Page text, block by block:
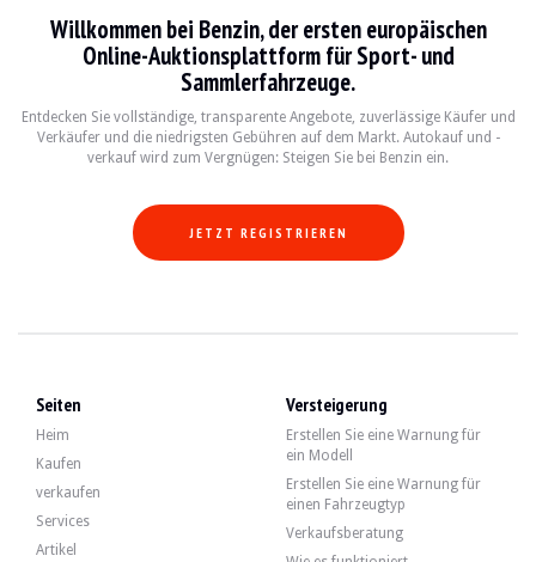
La Lancia Flaminia est une berline de luxe produite entre 1957 et 1970,
Fiche technique
Années de production Moteur Puissance
Willkommen bei Benzin, der ersten europäischen
Online-Auktionsplattform für Sport- und
Sammlerfahrzeuge.
Entdecken Sie vollständige, transparente Angebote, zuverlässige Käufer und
Verkäufer und die niedrigsten Gebühren auf dem Markt. Autokauf und -
verkauf wird zum Vergnügen: Steigen Sie bei Benzin ein.
JETZT REGISTRIEREN
Seiten
Heim
Kaufen
verkaufen
Services
Artikel
Versteigerung
Erstellen Sie eine Warnung für
ein Modell
Erstellen Sie eine Warnung für
einen Fahrzeugtyp
Verkaufsberatung